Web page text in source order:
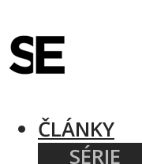
ČLÁNKY
SÉRIE